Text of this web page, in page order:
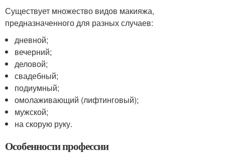
Существует множество видов макияжа,
предназначенного для разных случаев:
дневной;
вечерний;
деловой;
свадебный;
подиумный;
омолаживающий (лифтинговый);
мужской;
на скорую руку.
Особенности профессии